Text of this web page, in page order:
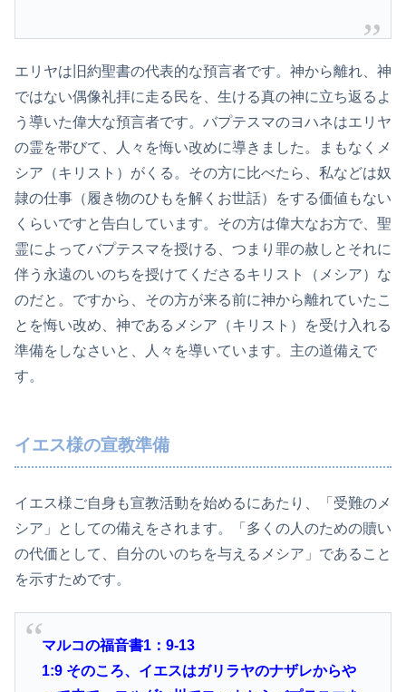
エリヤは旧約聖書の代表的な預言者です。神から離れ、神
ではない偶像礼拝に走る民を、生ける真の神に立ち返るよ
う導いた偉大な預言者です。バプテスマのヨハネはエリヤ
の霊を帯びて、人々を悔い改めに導きました。まもなくメ
シア（キリスト）がくる。その方に比べたら、私などは奴
隷の仕事（履き物のひもを解くお世話）をする価値もない
くらいですと告白しています。その方は偉大なお方で、聖
霊によってバプテスマを授ける、つまり罪の赦しとそれに
伴う永遠のいのちを授けてくださるキリスト（メシア）な
のだと。ですから、その方が来る前に神から離れていたこ
とを悔い改め、神であるメシア（キリスト）を受け入れる
準備をしなさいと、人々を導いています。主の道備えで
す。
イエス様の宣教準備
イエス様ご自身も宣教活動を始めるにあたり、「受難のメ
シア」としての備えをされます。「多くの人のための贖い
の代価として、自分のいのちを与えるメシア」であること
を示すためです。
マルコの福音書1：9-13
1:9 そのころ、イエスはガリラヤのナザレからや